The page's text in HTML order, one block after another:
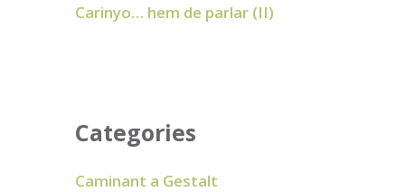
Carinyo… hem de parlar (II)
Categories
Caminant a Gestalt